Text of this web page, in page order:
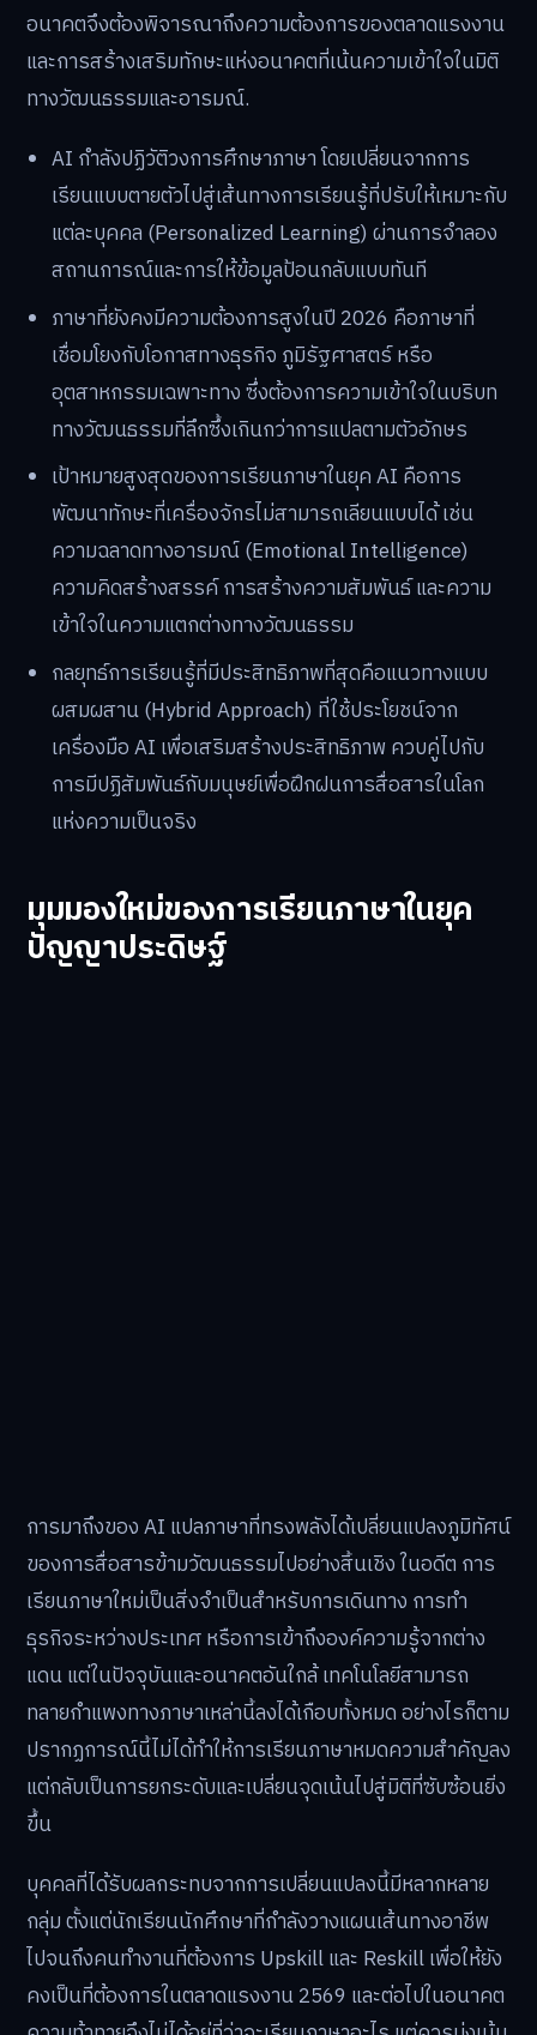
อนาคตจึงต้องพิจารณาถึงความต้องการของตลาดแรงงาน
และการสร้างเสริมทักษะแห่งอนาคตที่เน้นความเข้าใจในมิติ
ทางวัฒนธรรมและอารมณ์.
AI กำลังปฏิวัติวงการศึกษาภาษา โดยเปลี่ยนจากการ
เรียนแบบตายตัวไปสู่เส้นทางการเรียนรู้ที่ปรับให้เหมาะกับ
แต่ละบุคคล (Personalized Learning) ผ่านการจำลอง
สถานการณ์และการให้ข้อมูลป้อนกลับแบบทันที
ภาษาที่ยังคงมีความต้องการสูงในปี 2026 คือภาษาที่
เชื่อมโยงกับโอกาสทางธุรกิจ ภูมิรัฐศาสตร์ หรือ
อุตสาหกรรมเฉพาะทาง ซึ่งต้องการความเข้าใจในบริบท
ทางวัฒนธรรมที่ลึกซึ้งเกินกว่าการแปลตามตัวอักษร
เป้าหมายสูงสุดของการเรียนภาษาในยุค AI คือการ
พัฒนาทักษะที่เครื่องจักรไม่สามารถเลียนแบบได้ เช่น
ความฉลาดทางอารมณ์ (Emotional Intelligence)
ความคิดสร้างสรรค์ การสร้างความสัมพันธ์ และความ
เข้าใจในความแตกต่างทางวัฒนธรรม
กลยุทธ์การเรียนรู้ที่มีประสิทธิภาพที่สุดคือแนวทางแบบ
ผสมผสาน (Hybrid Approach) ที่ใช้ประโยชน์จาก
เครื่องมือ AI เพื่อเสริมสร้างประสิทธิภาพ ควบคู่ไปกับ
การมีปฏิสัมพันธ์กับมนุษย์เพื่อฝึกฝนการสื่อสารในโลก
แห่งความเป็นจริง
มุมมองใหม่ของการเรียนภาษาในยุค
ปัญญาประดิษฐ์
การมาถึงของ AI แปลภาษาที่ทรงพลังได้เปลี่ยนแปลงภูมิทัศน์
ของการสื่อสารข้ามวัฒนธรรมไปอย่างสิ้นเชิง ในอดีต การ
เรียนภาษาใหม่เป็นสิ่งจำเป็นสำหรับการเดินทาง การทำ
ธุรกิจระหว่างประเทศ หรือการเข้าถึงองค์ความรู้จากต่าง
แดน แต่ในปัจจุบันและอนาคตอันใกล้ เทคโนโลยีสามารถ
ทลายกำแพงทางภาษาเหล่านี้ลงได้เกือบทั้งหมด อย่างไรก็ตาม
ปรากฏการณ์นี้ไม่ได้ทำให้การเรียนภาษาหมดความสำคัญลง
แต่กลับเป็นการยกระดับและเปลี่ยนจุดเน้นไปสู่มิติที่ซับซ้อนยิ่ง
ขึ้น
บุคคลที่ได้รับผลกระทบจากการเปลี่ยนแปลงนี้มีหลากหลาย
กลุ่ม ตั้งแต่นักเรียนนักศึกษาที่กำลังวางแผนเส้นทางอาชีพ
ไปจนถึงคนทำงานที่ต้องการ Upskill และ Reskill เพื่อให้ยัง
คงเป็นที่ต้องการในตลาดแรงงาน 2569 และต่อไปในอนาคต